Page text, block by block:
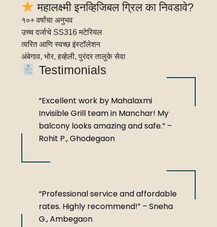
महालक्ष्मी इनव्हिजिबल ग्रिल का निवडावे?
१०+ वर्षांचा अनुभव
उच्च दर्जाचे SS316 मटेरियल
त्वरित आणि स्वच्छ इंस्टॉलेशन
अंबेगाव, भोर, हव्हेली, पुरंदर तालुके सेवा
Testimonials
“Excellent work by Mahalaxmi
Invisible Grill team in Manchar! My
balcony looks amazing and safe.” –
Rohit P., Ghodegaon
“Professional service and affordable
rates. Highly recommend!” – Sneha
G., Ambegaon